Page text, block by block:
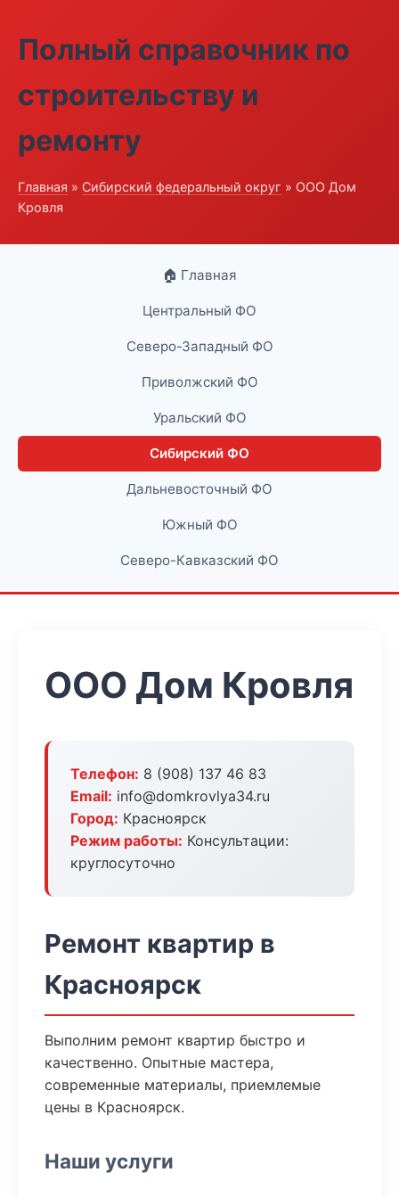
Полный справочник по
строительству и
ремонту
Главная » Сибирский федеральный округ » ООО Дом
Кровля
🏠 Главная
Центральный ФО
Северо-Западный ФО
Приволжский ФО
Уральский ФО
Сибирский ФО
Дальневосточный ФО
Южный ФО
Северо-Кавказский ФО
ООО Дом Кровля
Телефон: 8 (908) 137 46 83
Email: info@domkrovlya34.ru
Город: Красноярск
Режим работы: Консультации:
круглосуточно
Ремонт квартир в
Красноярск
Выполним ремонт квартир быстро и
качественно. Опытные мастера,
современные материалы, приемлемые
цены в Красноярск.
Наши услуги